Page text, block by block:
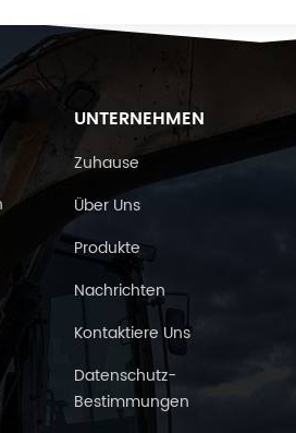
UNTERNEHMEN
Zuhause
Über Uns
Produkte
Nachrichten
Kontaktiere Uns
Datenschutz-
Bestimmungen